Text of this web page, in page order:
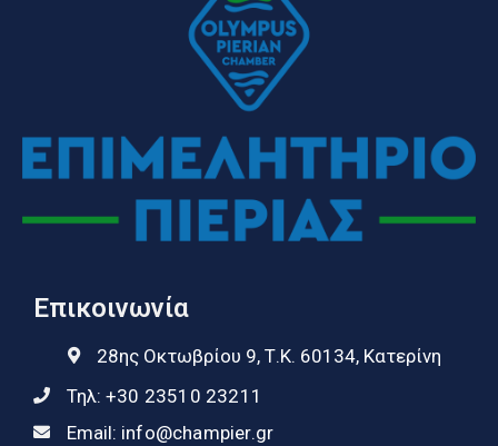
Επικοινωνία
28ης Οκτωβρίου 9, Τ.Κ. 60134, Κατερίνη
Τηλ: +30 23510 23211
Email: info@champier.gr